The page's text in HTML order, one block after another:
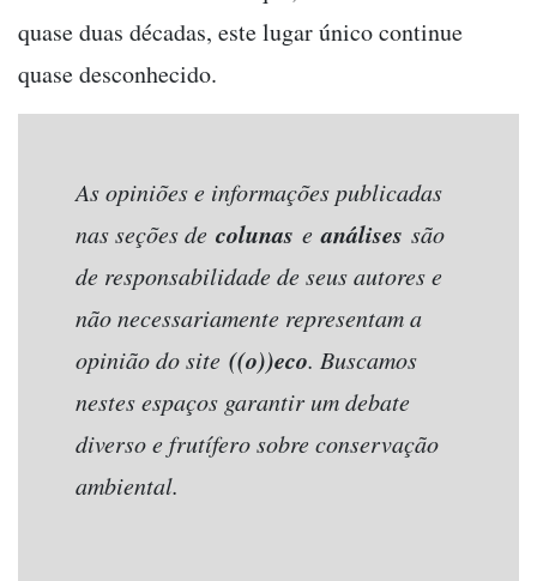
quase duas décadas, este lugar único continue
quase desconhecido.
As opiniões e informações publicadas
nas seções de colunas eanálises são
de responsabilidade de seus autores e
não necessariamente representam a
opinião do site ((o))eco. Buscamos
nestes espaços garantir um debate
diverso e frutífero sobre conservação
ambiental.